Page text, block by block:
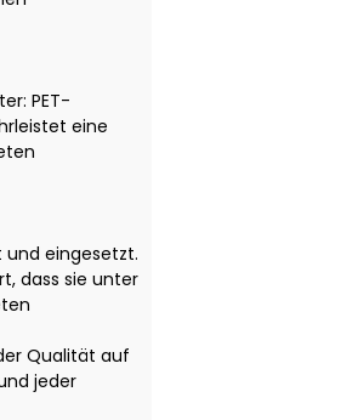
PET-
eine
und eingesetzt.
dass sie unter
Qualität auf
jeder